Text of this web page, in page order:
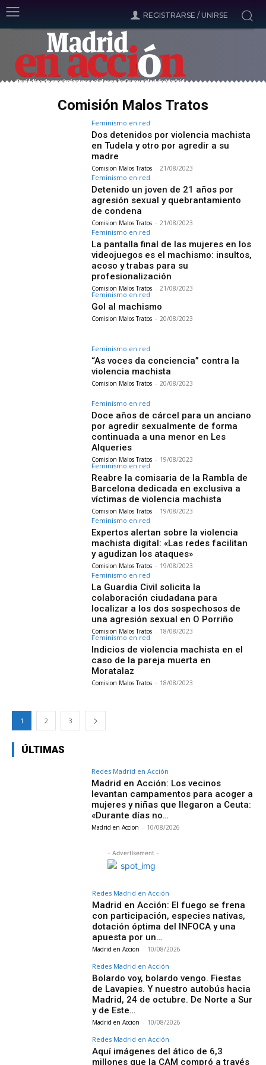
REGISTRARSE / UNIRSE
Comisión Malos Tratos
Feminismo en red
Dos detenidos por violencia machista
en Tudela y otro por agredir a su
madre
Comision Malos Tratos - 21/08/2023
Feminismo en red
Detenido un joven de 21 años por
agresión sexual y quebrantamiento
de condena
Comision Malos Tratos - 21/08/2023
Feminismo en red
La pantalla final de las mujeres en los
videojuegos es el machismo: insultos,
acoso y trabas para su
profesionalización
Comision Malos Tratos - 21/08/2023
Feminismo en red
Gol al machismo
Comision Malos Tratos - 20/08/2023
Feminismo en red
“As voces da conciencia” contra la
violencia machista
Comision Malos Tratos - 20/08/2023
Feminismo en red
Doce años de cárcel para un anciano
por agredir sexualmente de forma
continuada a una menor en Les
Alqueries
Comision Malos Tratos - 19/08/2023
Feminismo en red
Reabre la comisaria de la Rambla de
Barcelona dedicada en exclusiva a
víctimas de violencia machista
Comision Malos Tratos - 19/08/2023
Feminismo en red
Expertos alertan sobre la violencia
machista digital: «Las redes facilitan
y agudizan los ataques»
Comision Malos Tratos - 19/08/2023
Feminismo en red
La Guardia Civil solicita la
colaboración ciudadana para
localizar a los dos sospechosos de
una agresión sexual en O Porriño
Comision Malos Tratos - 18/08/2023
Feminismo en red
Indicios de violencia machista en el
caso de la pareja muerta en
Moratalaz
Comision Malos Tratos - 18/08/2023
1 2 3
ÚLTIMAS
Redes Madrid en Acción
Madrid en Acción: Los vecinos
levantan campamentos para acoger a
mujeres y niñas que llegaron a Ceuta:
«Durante días no…
Madrid en Accion - 10/08/2026
- Advertisement -
Redes Madrid en Acción
Madrid en Acción: El fuego se frena
con participación, especies nativas,
dotación óptima del INFOCA y una
apuesta por un…
Madrid en Accion - 10/08/2026
Redes Madrid en Acción
Bolardo voy, bolardo vengo. Fiestas
de Lavapies. Y nuestro autobús hacia
Madrid, 24 de octubre. De Norte a Sur
y de Este…
Madrid en Accion - 10/08/2026
Redes Madrid en Acción
Aquí imágenes del ático de 6,3
millones que la CAM compró a través